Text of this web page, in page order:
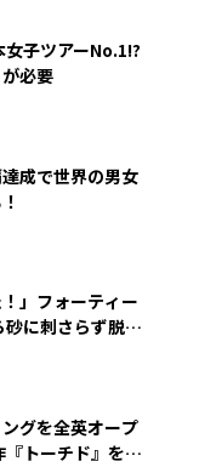
子ツアーNo.1!?
必要
成で世界の男女
」フォーティー
に刺さらず脱出
グを全英オープ
トーチド』を投